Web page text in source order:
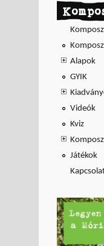
Alapok
GYIK
Videók
Kviz
Játékok